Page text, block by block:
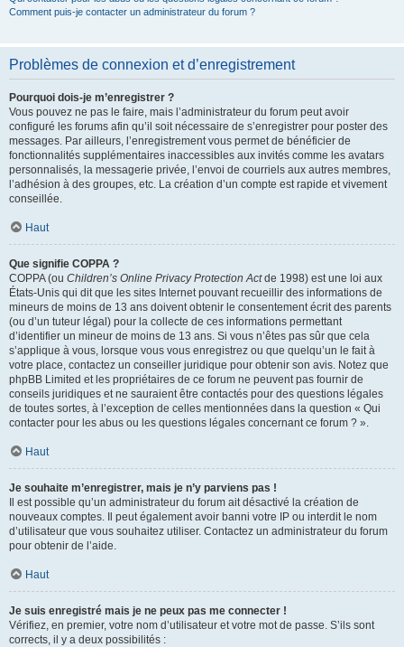
Comment puis-je contacter un administrateur du forum ?
Problèmes de connexion et d’enregistrement
Pourquoi dois-je m’enregistrer ?
Vous pouvez ne pas le faire, mais l’administrateur du forum peut avoir
configuré les forums afin qu’il soit nécessaire de s’enregistrer pour poster des
messages. Par ailleurs, l’enregistrement vous permet de bénéficier de
fonctionnalités supplémentaires inaccessibles aux invités comme les avatars
personnalisés, la messagerie privée, l’envoi de courriels aux autres membres,
l’adhésion à des groupes, etc. La création d’un compte est rapide et vivement
conseillée.
Haut
Que signifie COPPA ?
COPPA (ou Children’s Online Privacy Protection Actde 1998) est une loi aux
États-Unis qui dit que les sites Internet pouvant recueillir des informations de
mineurs de moins de 13 ans doivent obtenir le consentement écrit des parents
(ou d’un tuteur légal) pour la collecte de ces informations permettant
d’identifier un mineur de moins de 13 ans. Si vous n’êtes pas sûr que cela
s’applique à vous, lorsque vous vous enregistrez ou que quelqu’un le fait à
votre place, contactez un conseiller juridique pour obtenir son avis. Notez que
phpBB Limited et les propriétaires de ce forum ne peuvent pas fournir de
conseils juridiques et ne sauraient être contactés pour des questions légales
de toutes sortes, à l’exception de celles mentionnées dans la question « Qui
contacter pour les abus ou les questions légales concernant ce forum ? ».
Haut
Je souhaite m’enregistrer, mais je n’y parviens pas !
Il est possible qu’un administrateur du forum ait désactivé la création de
nouveaux comptes. Il peut également avoir banni votre IP ou interdit le nom
d’utilisateur que vous souhaitez utiliser. Contactez un administrateur du forum
pour obtenir de l’aide.
Haut
Je suis enregistré mais je ne peux pas me connecter !
Vérifiez, en premier, votre nom d’utilisateur et votre mot de passe. S’ils sont
corrects, il y a deux possibilités :